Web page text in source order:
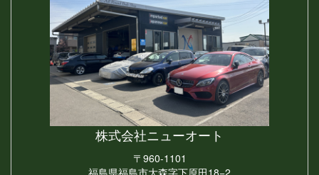
株式会社ニューオート
〒960-1101
福島県福島市大森字下原田18−2